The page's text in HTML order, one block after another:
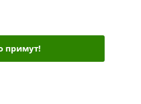
примут!